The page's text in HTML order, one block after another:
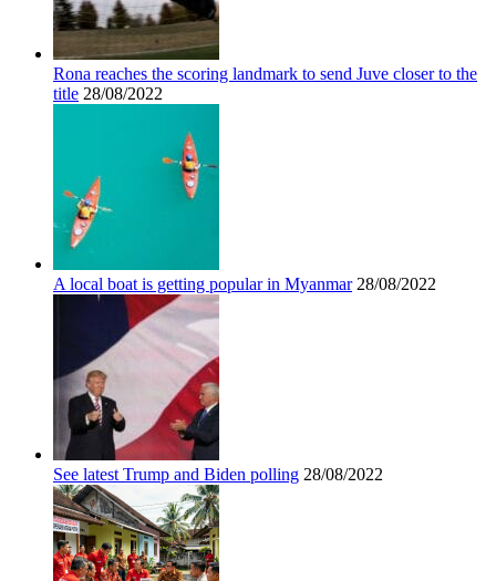
Rona reaches the scoring landmark to send Juve closer to the
title 28/08/2022
A local boat is getting popular in Myanmar 28/08/2022
See latest Trump and Biden polling 28/08/2022